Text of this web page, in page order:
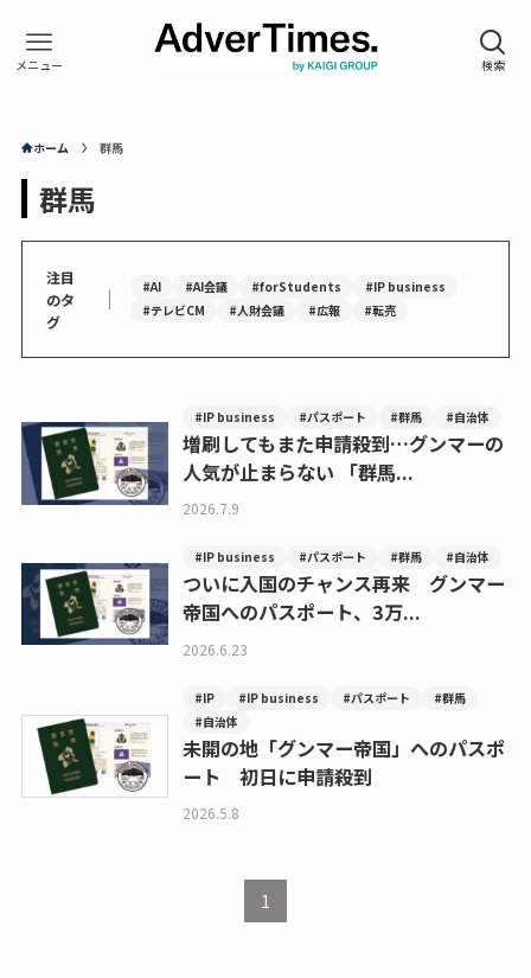
ホーム 群馬
群馬
注目
のタ
グ
｜ #AI #AI会議 #forStudents
#IP business
#テレビCM
#人財会議 #広報 #転売
#IP business #パスポート #群馬 #自治体
増刷してもまた申請殺到…グンマーの
人気が止まらない 「群馬...
2026.7.9
#IP business #パスポート #群馬 #自治体
ついに入国のチャンス再来 グンマー
帝国へのパスポート、3万...
2026.6.23
#IP #IP business #パスポート
#群馬
#自治体
未開の地「グンマー帝国」へのパスポ
ート 初日に申請殺到
2026.5.8
1